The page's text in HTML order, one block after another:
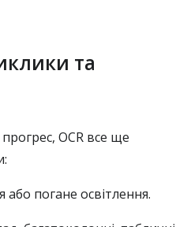
та
OCR все ще
або погане освітлення.